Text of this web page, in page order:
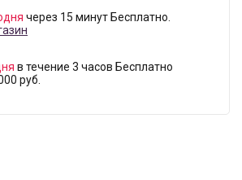
через 15 минут Бесплатно.
в течение 3 часов Бесплатно
руб.